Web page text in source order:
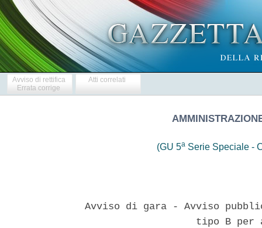
Avviso di rettifica
Errata corrige
Atti correlati
(GU 5a Serie Speciale -
Avviso di gara - Avviso
tipo B